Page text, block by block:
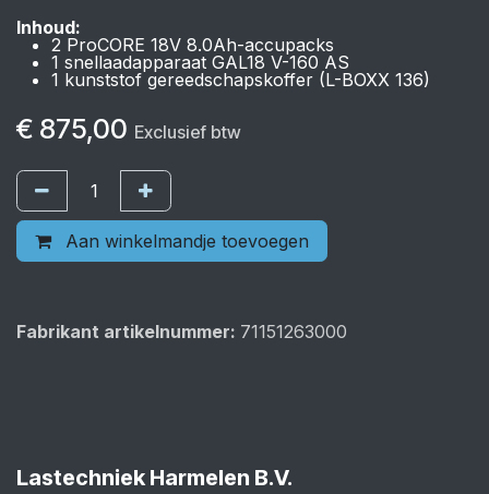
Inhoud:
2 ProCORE 18V 8.0Ah-accupacks
1 snellaadapparaat GAL18 V-160 AS
1 kunststof gereedschapskoffer (L-BOXX 136)
€ 875,00 Exclusief btw
Aan winkelmandje toevoegen
Fabrikant artikelnummer: 71151263000
Lastechniek Harmelen B.V.